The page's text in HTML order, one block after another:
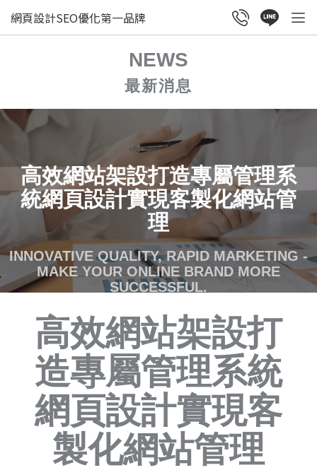
網頁設計SEO優化第一品牌
NEWS
最新消息
高效網站架設打造專屬管理系
統網頁設計實現客製化網站管
理
INNOVATIVE QUALITY, RAPID MARKETING -
MAKE YOUR ONLINE BRAND MORE
SUCCESSFUL.
高效網站架設打
造專屬管理系統
網頁設計實現客
製化網站管理